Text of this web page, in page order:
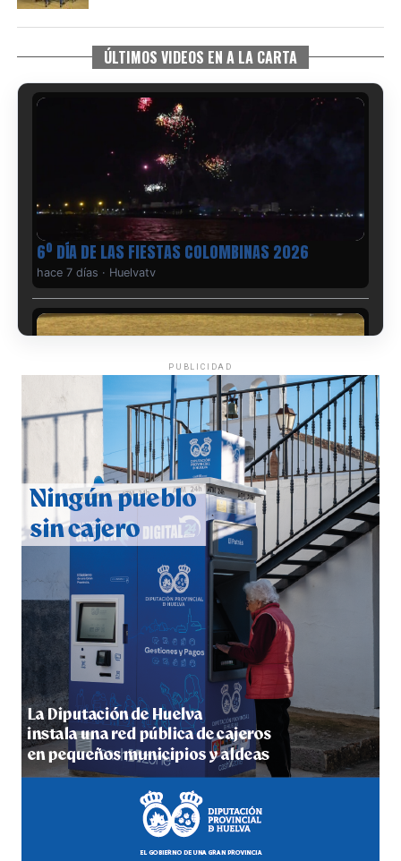
ÚLTIMOS VIDEOS EN A LA CARTA
6º DÍA DE LAS FIESTAS COLOMBINAS 2026
hace 7 días · Huelvatv
QUINTA CORRIDA DE LAS FIESTAS COLOMBINAS
2026
hace 1 semana ·Huelvatv
5º DÍA DE LAS FIESTAS COLOMBINAS 2026
hace 1 semana·Huelvatv
PUBLICIDAD